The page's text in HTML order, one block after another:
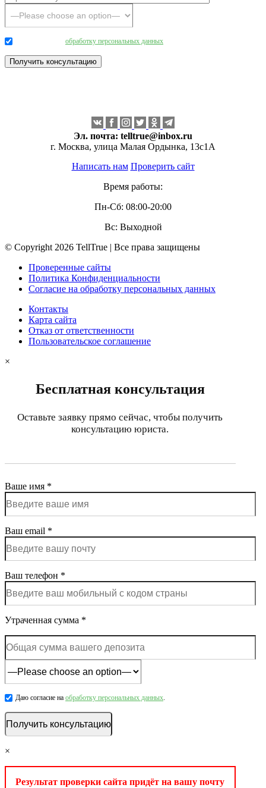
обработку персональных данных
Эл. почта: telltrue@inbox.ru
г. Москва, улица Малая Ордынка, 13с1А
Написать нам Проверить сайт
Время работы:
Пн-Сб: 08:00-20:00
Вс: Выходной
© Copyright 2026 TellTrue | Все права защищены
Проверенные сайты
Политика Конфиденциальности
Согласие на обработку персональных данных
Контакты
Карта сайта
Отказ от ответственности
Пользовательское соглашение
×
Бесплатная консультация
Оставьте заявку прямо сейчас, чтобы получить
консультацию юриста.
Ваше имя *
Ваш email *
Ваш телефон *
Утраченная сумма *
Даю согласие на обработку персональных данных.
×
Результат проверки сайта придёт на вашу почту